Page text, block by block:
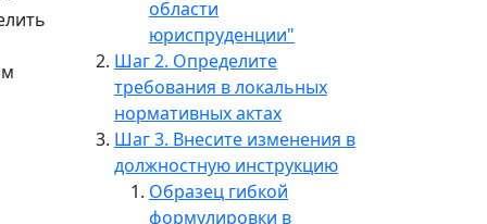
области
юриспруденции"
Шаг 2. Определите
требования в локальных
нормативных актах
Шаг 3. Внесите изменения в
должностную инструкцию
Образец гибкой
формулировки в